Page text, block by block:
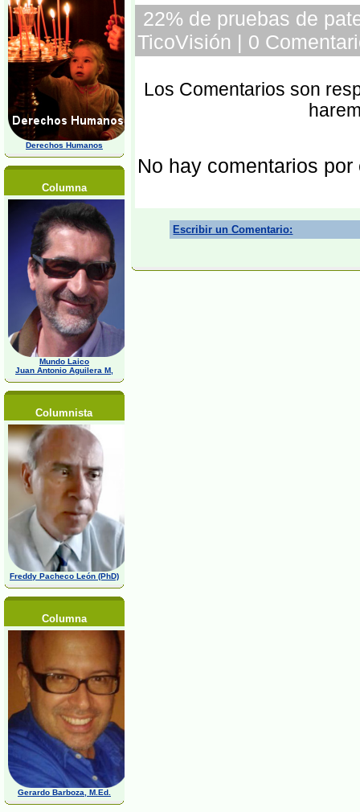
Derechos Humanos
Columna
Mundo Laico
Juan Antonio Aguilera M,
Columnista
Freddy Pacheco León (PhD)
Columna
Gerardo Barboza, M.Ed.
22% de pruebas de
TicoVisión | 0
Los Comentarios son
No hay comentarios por
Escribir un Comentario: